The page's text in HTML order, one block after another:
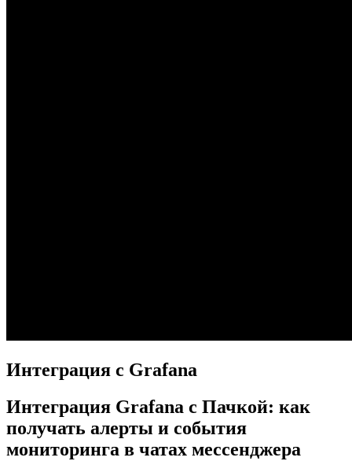
Интеграция с Grafana
Интеграция Grafana с Пачкой: как
получать алерты и события
мониторинга в чатах мессенджера